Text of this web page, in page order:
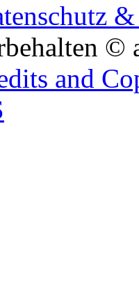
©
and